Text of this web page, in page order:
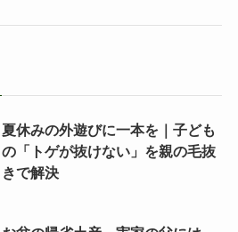
夏休みの外遊びに一本を｜子ども
の「トゲが抜けない」を親の毛抜
きで解決